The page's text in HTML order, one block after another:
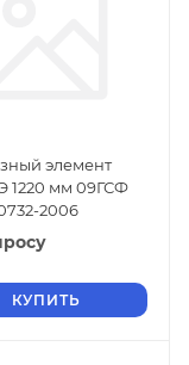
элемент
1220 мм 09ГСФ
2006
КУПИТЬ